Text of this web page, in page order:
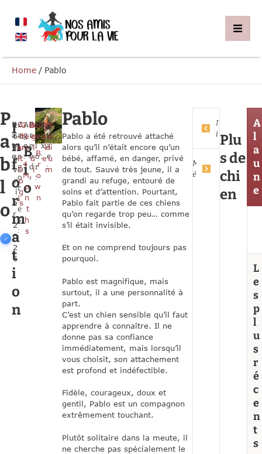
Home / Pablo
P
a
b
l
o
Pablo
Pablo a été retrouvé attaché
alors qu’il n’était encore qu’un
bébé, affamé, en danger, privé
de tout. Sauvé très jeune, il a
grandi au refuge, entouré de
soins et d’attention. Pourtant,
Pablo fait partie de ces chiens
qu’on regarde trop peu… comme
s’il était invisible.
Et on ne comprend toujours pas
pourquoi.
Pablo est magnifique, mais
surtout, il a une personnalité à
part.
C’est un chien sensible qu’il faut
apprendre à connaître. Il ne
donne pas sa confiance
immédiatement, mais lorsqu’il
vous choisit, son attachement
est profond et indéfectible.
Fidèle, courageux, doux et
gentil, Pablo est un compagnon
extrêmement touchant.
Plutôt solitaire dans la meute, il
ne cherche pas spécialement le
N
i
n
M
é
Plu
s de
chi
en
A
l
a
u
n
e
L
e
s
p
l
u
s
r
é
c
e
n
t
s
I
n
f
o
r
m
a
t
i
o
n
D
a
t
e
:
1
6
f
é
v
r
i
e
r
2
0
2
6
C
a
t
e
g
o
r
i
e
s
:
A
d
u
lt
D
o
g
s
B
i
o
A
g
e
:
3
Ye
ars
4
M
o
n
t
h
s
,
B
r
e
e
d
:
B
e
l
d
i
C
o
l
o
r
:
Bei
ge
B
r
o
w
n
,
S
e
x
:
M
a
l
e
S
i
z
e
:
M
e
di
u
m